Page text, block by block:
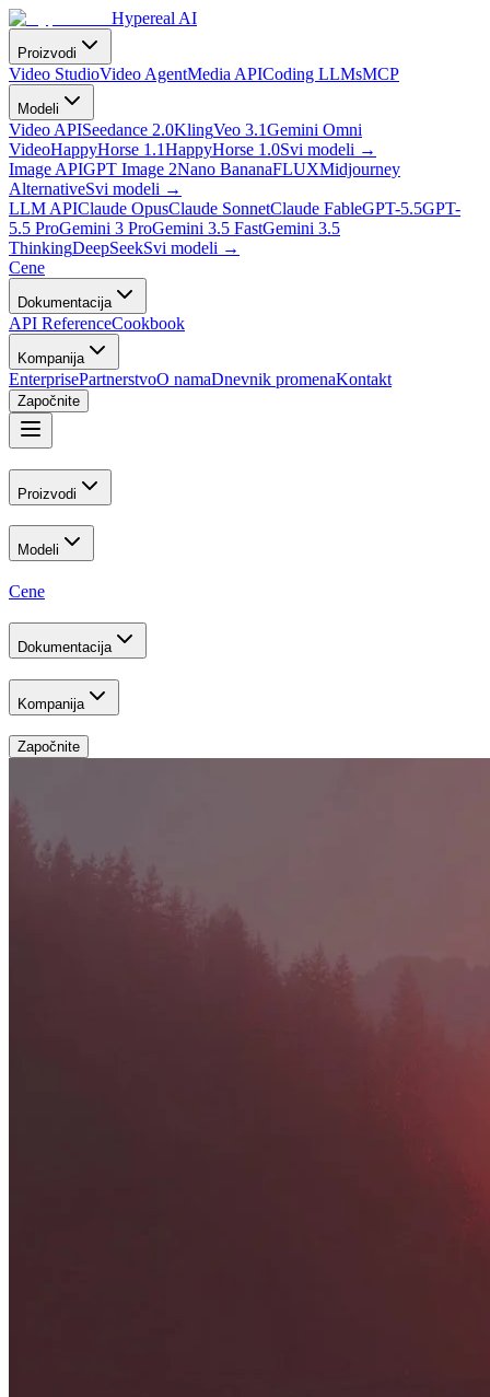
Hypereal AI
Proizvodi
Video StudioVideo AgentMedia APICoding LLMsMCP
Modeli
Video APISeedance 2.0KlingVeo 3.1Gemini Omni
VideoHappyHorse 1.1HappyHorse 1.0Svi modeli →
Image APIGPT Image 2Nano BananaFLUXMidjourney
AlternativeSvi modeli →
LLM APIClaude OpusClaude SonnetClaude FableGPT-5.5GPT-
5.5 ProGemini 3 ProGemini 3.5 FastGemini 3.5
ThinkingDeepSeekSvi modeli →
Cene
Dokumentacija
API ReferenceCookbook
Kompanija
EnterprisePartnerstvoO namaDnevnik promenaKontakt
Započnite
Proizvodi
Modeli
Cene
Dokumentacija
Kompanija
Započnite